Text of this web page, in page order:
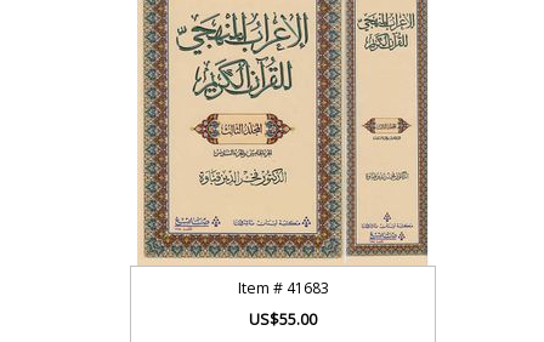
Item #41683
US$55.00